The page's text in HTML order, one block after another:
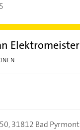
Elektromeister
31812 Bad Pyrmont